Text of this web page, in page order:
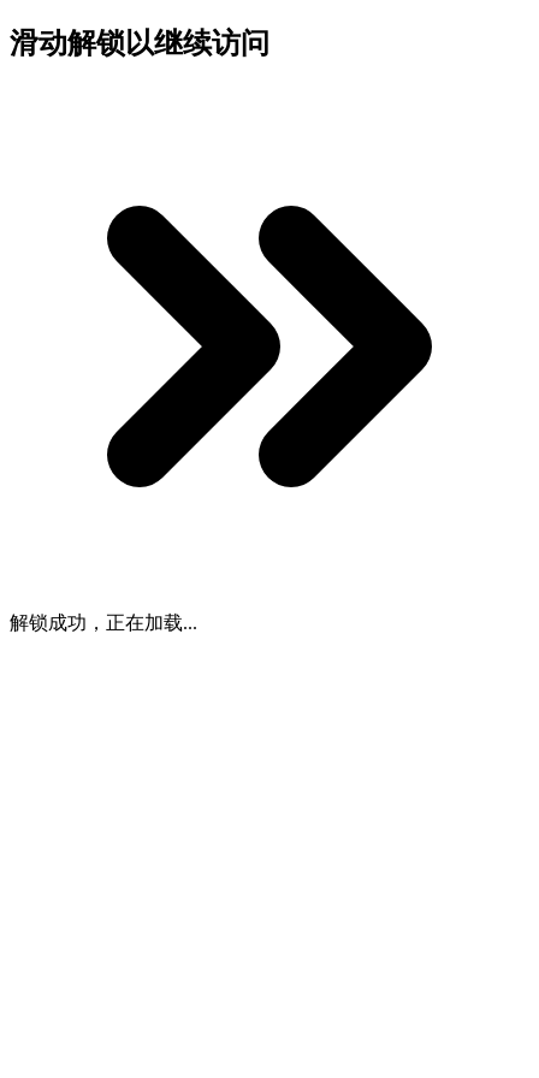
滑动解锁以继续访问
解锁成功，正在加载...